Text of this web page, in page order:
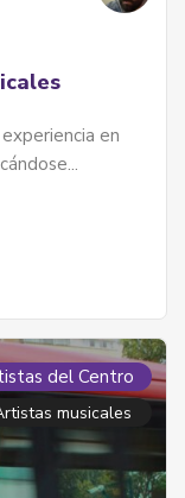
en
del Centro
musicales